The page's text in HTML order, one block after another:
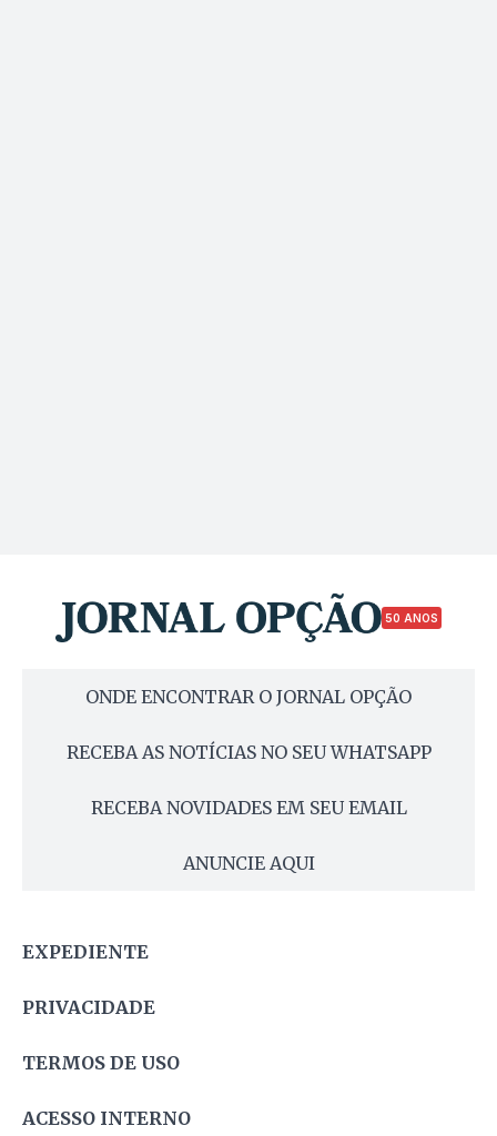
50 ANOS
ONDE ENCONTRAR O JORNAL OPÇÃO
RECEBA AS NOTÍCIAS NO SEU WHATSAPP
RECEBA NOVIDADES EM SEU EMAIL
ANUNCIE AQUI
EXPEDIENTE
PRIVACIDADE
TERMOS DE USO
ACESSO INTERNO